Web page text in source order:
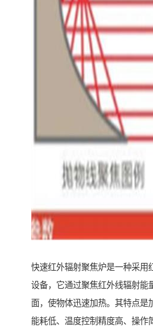
快速红外辐射聚焦炉是一种采用
设备，它通过聚焦红外线辐射能
面，使物体迅速加热。其特点是
能耗低、温度控制精度高、操作